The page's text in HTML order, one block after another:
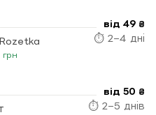
від 49 ₴
⏱ 2–4 дні
від 50 ₴
⏱ 2–5 днів